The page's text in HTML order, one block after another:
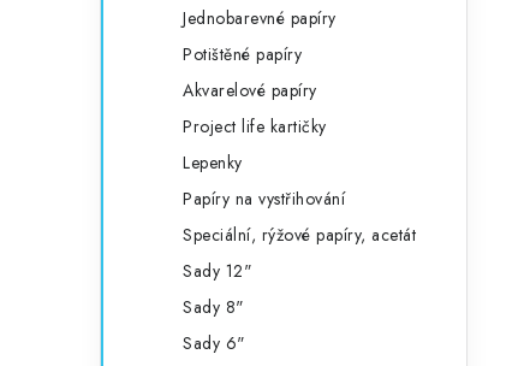
Jednobarevné papíry
Potištěné papíry
Akvarelové papíry
Project life kartičky
Lepenky
Papíry na vystřihování
Speciální, rýžové papíry, acetát
Sady 12"
Sady 8"
Sady 6"